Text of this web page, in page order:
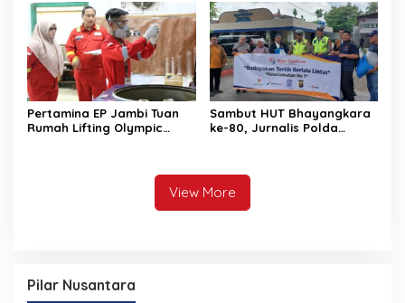
Sekaligus
Pertamina EP Jambi Tuan
Rumah Lifting Olympic
Sambut HUT Bhayangkara
ke-80, Jurnalis Polda
View More
Pilar Nusantara